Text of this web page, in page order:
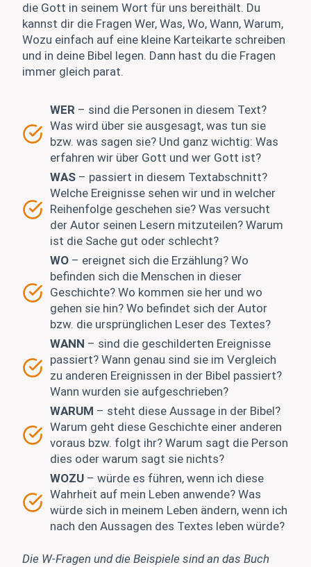
die Gott in seinem Wort für uns bereithält. Du
kannst dir die Fragen Wer, Was, Wo, Wann, Warum,
Wozu einfach auf eine kleine Karteikarte schreiben
und in deine Bibel legen. Dann hast du die Fragen
immer gleich parat.
WER – sind die Personen in diesem Text?
Was wird über sie ausgesagt, was tun sie
bzw. was sagen sie? Und ganz wichtig: Was
erfahren wir über Gott und wer Gott ist?
WAS – passiert in diesem Textabschnitt?
Welche Ereignisse sehen wir und in welcher
Reihenfolge geschehen sie? Was versucht
der Autor seinen Lesern mitzuteilen? Warum
ist die Sache gut oder schlecht?
WO – ereignet sich die Erzählung? Wo
befinden sich die Menschen in dieser
Geschichte? Wo kommen sie her und wo
gehen sie hin? Wo befindet sich der Autor
bzw. die ursprünglichen Leser des Textes?
WANN – sind die geschilderten Ereignisse
passiert? Wann genau sind sie im Vergleich
zu anderen Ereignissen in der Bibel passiert?
Wann wurden sie aufgeschrieben?
WARUM – steht diese Aussage in der Bibel?
Warum geht diese Geschichte einer anderen
voraus bzw. folgt ihr? Warum sagt die Person
dies oder warum sagt sie nichts?
WOZU – würde es führen, wenn ich diese
Wahrheit auf mein Leben anwende? Was
würde sich in meinem Leben ändern, wenn ich
nach den Aussagen des Textes leben würde?
Die W-Fragen und die Beispiele sind an das Buch